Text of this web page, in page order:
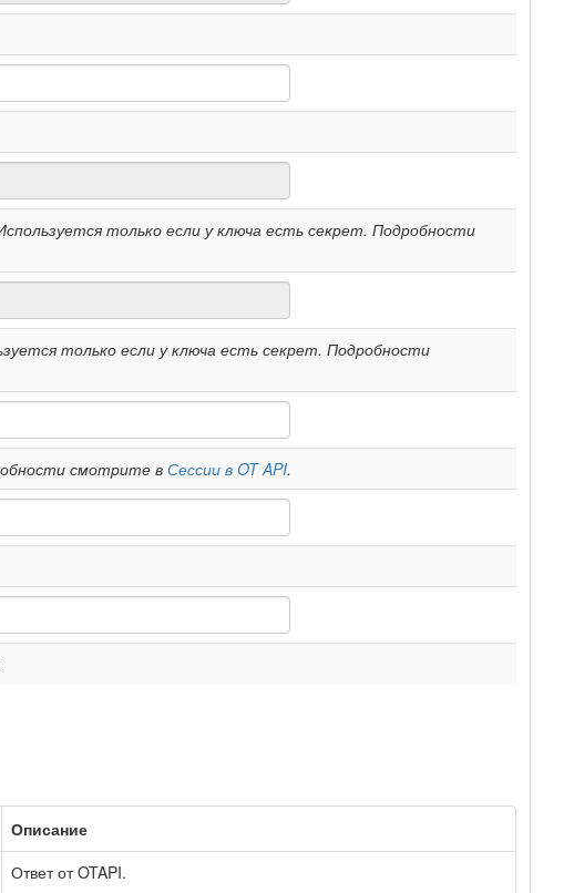
только если у ключа есть секрет. Подробности
только если у ключа есть секрет. Подробности
смотрите вСессии в OT API.
Описание
Ответ от OTAPI.